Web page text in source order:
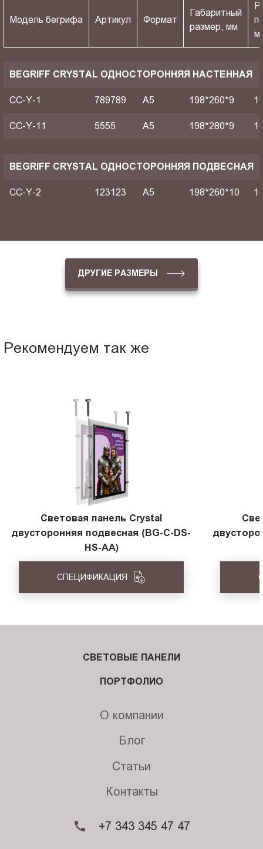
Модель бегрифа Артикул Формат
Габаритный
размер, мм
BEGRIFF CRYSTAL ОДНОСТОРОННЯЯ НАСТЕННАЯ
CC-Y-1 789789 A5 198*260*9
CC-Y-11 5555 A5 198*280*9
BEGRIFF CRYSTAL ОДНОСТОРОННЯЯ ПОДВЕСНАЯ
CC-Y-2 123123 A5 198*260*10
ДРУГИЕ РАЗМЕРЫ
Рекомендуем так же
Световая панель Crystal
двусторонняя подвесная (BG-C-DS-
HS-АА)
СПЕЦИФИКАЦИЯ
СВЕТОВЫЕ ПАНЕЛИ
ПОРТФОЛИО
О компании
Блог
Статьи
Контакты
+7 343 345 47 47